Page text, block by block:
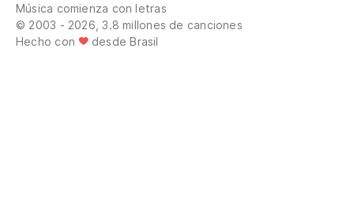
Música comienza con letras
© 2003 - 2026, 3.8 millones de canciones
Hecho con
desde Brasil